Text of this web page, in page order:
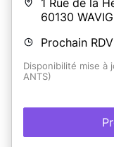
60130
Prochain
Disponibilité mise à
ANTS)